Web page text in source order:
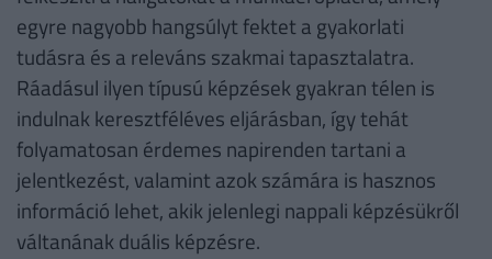
egyre nagyobb hangsúlyt fektet a gyakorlati
tudásra és a releváns szakmai tapasztalatra.
Ráadásul ilyen típusú képzések gyakran télen is
indulnak keresztféléves eljárásban, így tehát
folyamatosan érdemes napirenden tartani a
jelentkezést, valamint azok számára is hasznos
információ lehet, akik jelenlegi nappali képzésükről
váltanának duális képzésre.